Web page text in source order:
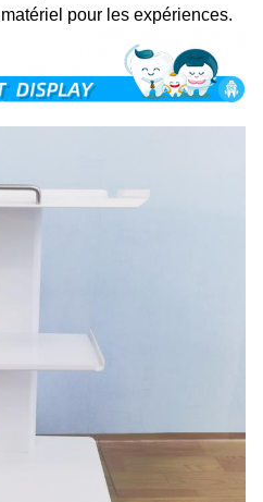
pour les expériences.